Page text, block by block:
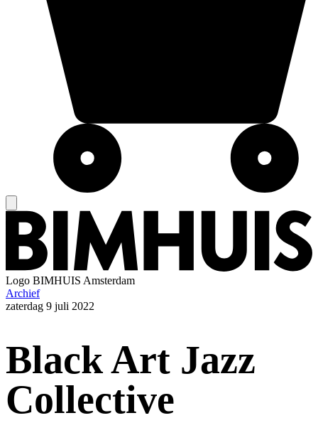
Logo BIMHUIS Amsterdam
Archief
zaterdag 9 juli 2022
Black Art Jazz
Collective